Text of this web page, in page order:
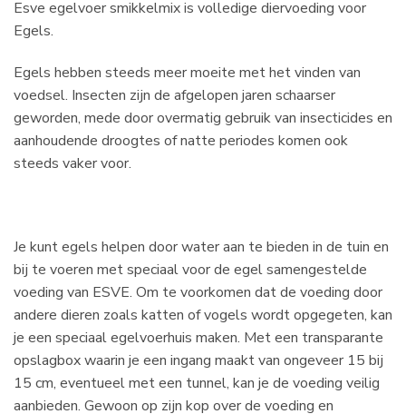
Esve egelvoer smikkelmix is volledige diervoeding voor
Egels.
Egels hebben steeds meer moeite met het vinden van
voedsel. Insecten zijn de afgelopen jaren schaarser
geworden, mede door overmatig gebruik van insecticides en
aanhoudende droogtes of natte periodes komen ook
steeds vaker voor.
Je kunt egels helpen door water aan te bieden in de tuin en
bij te voeren met speciaal voor de egel samengestelde
voeding van ESVE. Om te voorkomen dat de voeding door
andere dieren zoals katten of vogels wordt opgegeten, kan
je een speciaal egelvoerhuis maken. Met een transparante
opslagbox waarin je een ingang maakt van ongeveer 15 bij
15 cm, eventueel met een tunnel, kan je de voeding veilig
aanbieden. Gewoon op zijn kop over de voeding en